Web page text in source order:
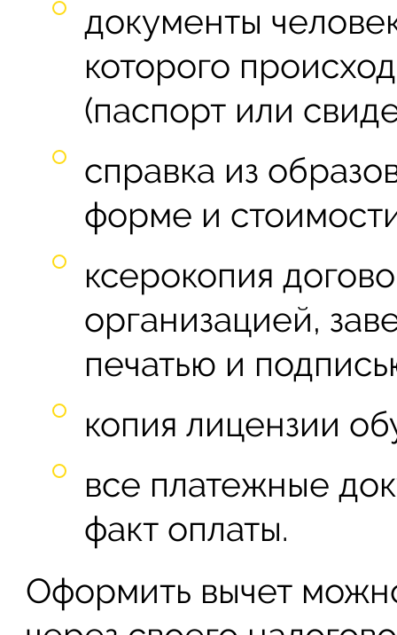
документы
которого
(паспорт или
справка из
форме и
ксерокопия
организацией,
печатью и
копия лицензии
все платежные
факт оплаты.
Оформить вычет